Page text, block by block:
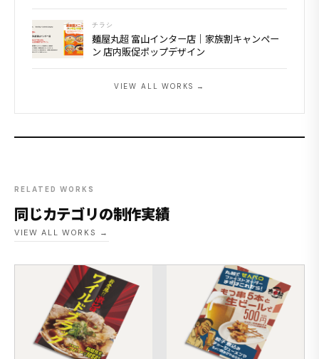
チラシ
麺屋丸超 富山インター店｜家族割キャンペー
ン 店内販促ポップデザイン
VIEW ALL WORKS →
RELATED WORKS
同じカテゴリの制作実績
VIEW ALL WORKS →